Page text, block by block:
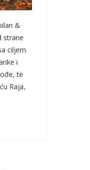
&
strane
ciljem
i
te
Raja,